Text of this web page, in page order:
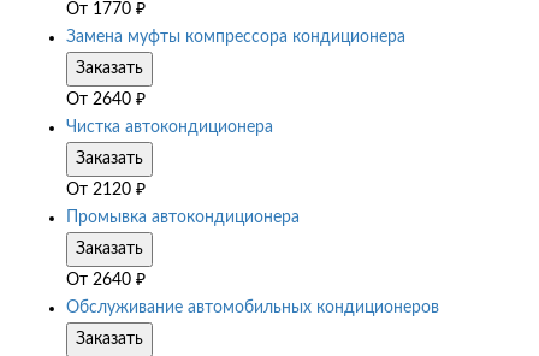
От 1770 ₽
Замена муфты компрессора кондиционера
Заказать
От 2640 ₽
Чистка автокондиционера
Заказать
От 2120 ₽
Промывка автокондиционера
Заказать
От 2640 ₽
Обслуживание автомобильных кондиционеров
Заказать